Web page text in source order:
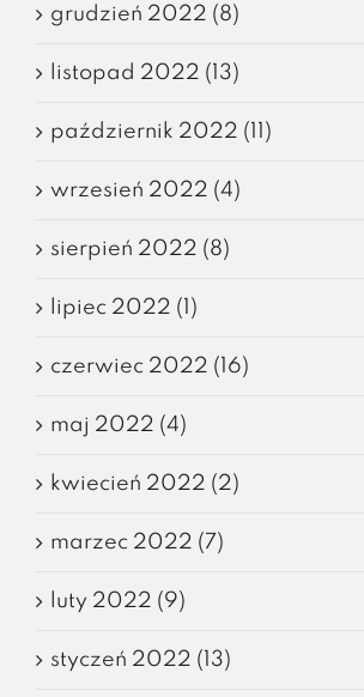
grudzień 2022 (8)
listopad 2022 (13)
październik 2022 (11)
wrzesień 2022 (4)
sierpień 2022 (8)
lipiec 2022 (1)
czerwiec 2022 (16)
maj 2022 (4)
kwiecień 2022 (2)
marzec 2022 (7)
luty 2022 (9)
styczeń 2022 (13)